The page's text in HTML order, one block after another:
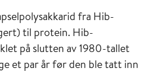
fra Hib-
til protein. Hib-
på slutten av 1980-tallet
et par år før den ble tatt inn